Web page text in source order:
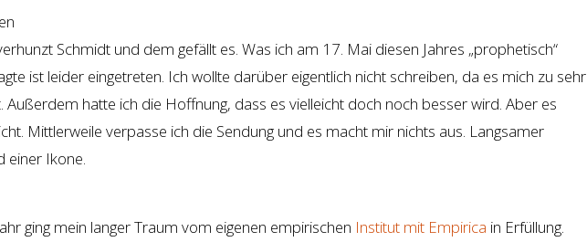
Schmidt und dem gefällt es. Was ich am 17. Mai diesen Jahres „prophetisch“
ist leider eingetreten. Ich wollte darüber eigentlich nicht schreiben, da es mich zu sehr
Außerdem hatte ich die Hoffnung, dass es vielleicht doch noch besser wird. Aber es
Mittlerweile verpasse ich die Sendung und es macht mir nichts aus. Langsamer
einer Ikone.
ging mein langer Traum vom eigenen empirischen Institut mit Empirica in Erfüllung.